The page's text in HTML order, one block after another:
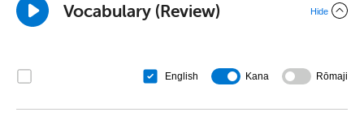
Vocabulary (Review) Hide
English Kana Rōmaji